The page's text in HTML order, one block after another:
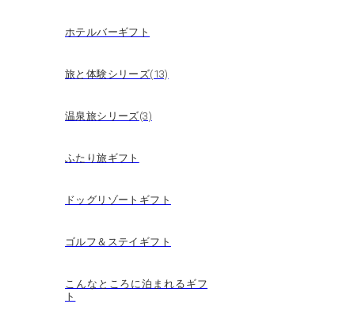
ホテルバーギフト
旅と体験シリーズ(13)
温泉旅シリーズ(3)
ふたり旅ギフト
ドッグリゾートギフト
ゴルフ＆ステイギフト
こんなところに泊まれるギフ
ト